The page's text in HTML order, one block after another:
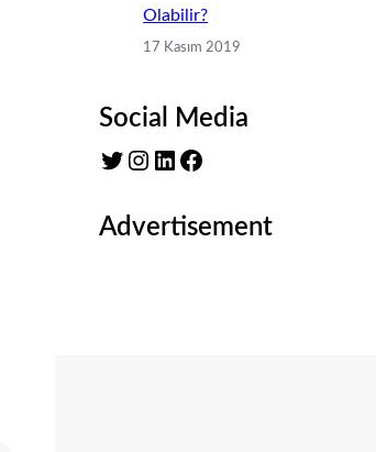
Olabilir?
17 Kasım 2019
Social Media
Twitter
Instagram LinkedIn Facebook
Advertisement